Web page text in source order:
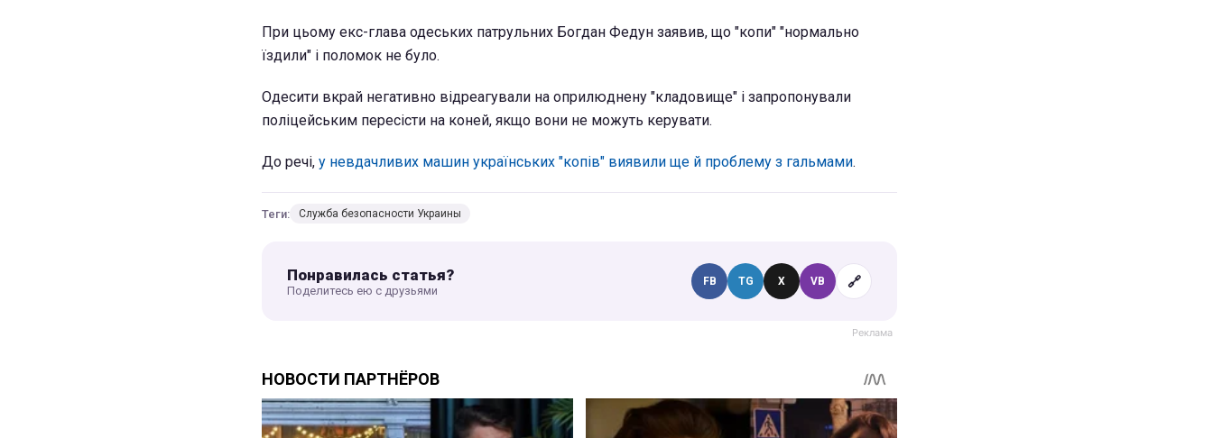
При цьому екс-глава одеських патрульних Богдан Федун заявив, що "копи" "нормально
їздили" і поломок не було.
Одесити вкрай негативно відреагували на оприлюднену "кладовище" і запропонували
поліцейським пересісти на коней, якщо вони не можуть керувати.
До речі, у невдачливих машин українських "копів" виявили ще й проблему з гальмами.
Теги: Служба безопасности Украины
Понравилась статья?
Поделитесь ею с друзьями
FB TG X VB 🔗